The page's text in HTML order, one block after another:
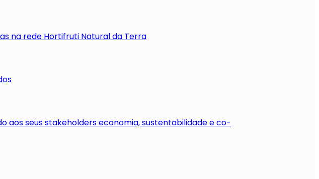
na rede Hortifruti Natural da Terra
aos seus stakeholders economia, sustentabilidade e co-